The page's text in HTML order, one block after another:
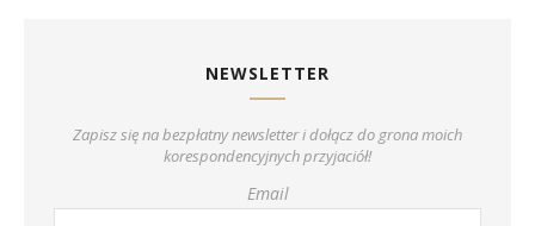
NEWSLETTER
Zapisz się na bezpłatny newsletter i dołącz do grona moich
korespondencyjnych przyjaciół!
Email